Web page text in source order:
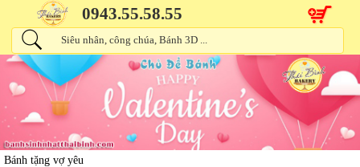
0943.55.58.55
Bánh tặng vợ yêu